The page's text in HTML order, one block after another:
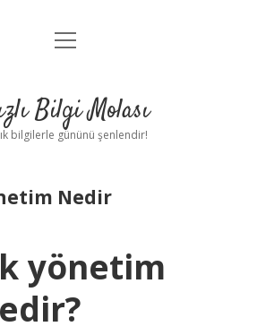
Anasayfa
Yasal Uyarı
menüyü
Bilgi Molası
bilgilerle gününü şenlendir!
Nedir
yönetim